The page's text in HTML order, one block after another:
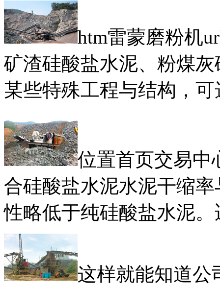
htm雷蒙磨粉机
矿渣硅酸盐水泥、粉煤
某些特殊工程与结构，
位置首页交易中
合硅酸盐水泥水泥干缩
性略低于纯硅酸盐水泥。
这样就能知道公